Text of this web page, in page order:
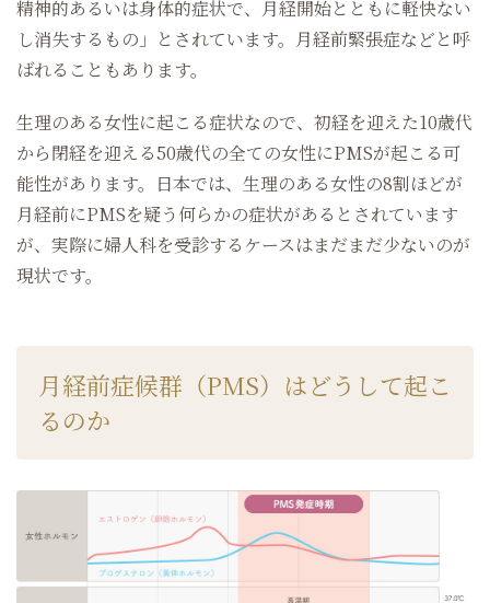
精神的あるいは身体的症状で、月経開始とともに軽快ない
し消失するもの」とされています。月経前緊張症などと呼
ばれることもあります。
生理のある女性に起こる症状なので、初経を迎えた10歳代
から閉経を迎える50歳代の全ての女性にPMSが起こる可
能性があります。日本では、生理のある女性の8割ほどが
月経前にPMSを疑う何らかの症状があるとされています
が、実際に婦人科を受診するケースはまだまだ少ないのが
現状です。
月経前症候群（PMS）はどうして起こ
るのか